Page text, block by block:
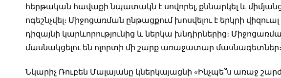
հերթական հավաքի նպատակն է սովորել, քննարկել և
ոգեշնչվել։ Միջոցառման ընթացքում խոսվելու է երկրի վիզուալ
դիզայնի կարևորությունից և ներկա խնդիրներից։
մասնակցելու են ոլորտի մի շարք առաջատար մասնագետներ։
Նկարիչ Ռուբեն Մալայանը կներկայացնի «Ինչպե՞ս առաջ